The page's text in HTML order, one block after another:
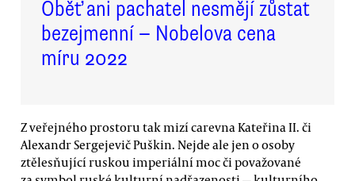
Oběť ani pachatel nesmějí zůstat
bezejmenní — Nobelova cena
míru 2022
Z veřejného prostoru tak mizí carevna Kateřina II. či
Alexandr Sergejevič Puškin. Nejde ale jen o osoby
ztělesňující ruskou imperiální moc či považované